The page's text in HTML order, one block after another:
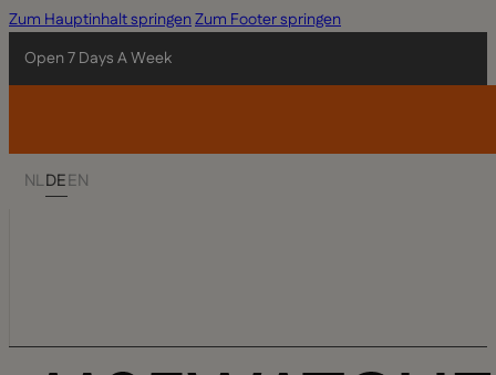
Zum Hauptinhalt springenZum Footer springen
Open 7 Days A Week
NLDEEN